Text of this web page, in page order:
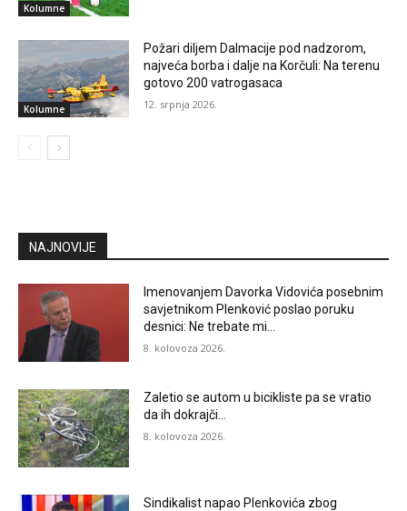
Kolumne
Kolumne
Požari diljem Dalmacije pod nadzorom,
najveća borba i dalje na Korčuli: Na terenu
gotovo 200 vatrogasaca
12. srpnja 2026.
NAJNOVIJE
Imenovanjem Davorka Vidovića posebnim
savjetnikom Plenković poslao poruku
desnici: Ne trebate mi…
8. kolovoza 2026.
Zaletio se autom u bicikliste pa se vratio
da ih dokrajči…
8. kolovoza 2026.
Sindikalist napao Plenkovića zbog